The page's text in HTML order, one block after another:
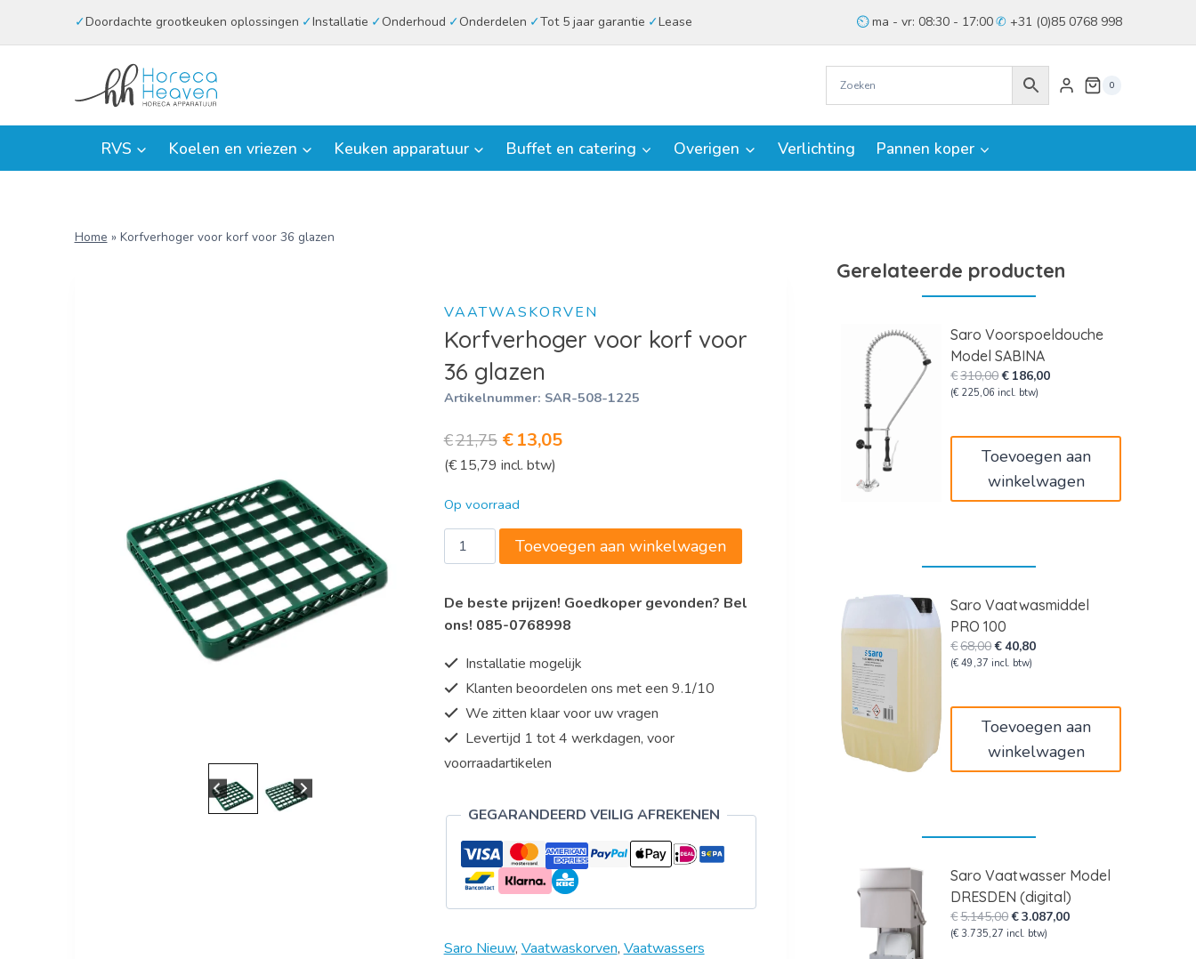
Doordachte grootkeuken oplossingen Installatie Onderhoud Onderdelen Tot 5 jaar garantie Lease ma - vr: 08:30 - 17:00 +31 (0)85 0768 998
0
RVS Koelen en vriezen Keuken apparatuur Buffet en catering Overigen Verlichting Pannen koper
Home » Korfverhoger voor korf voor 36 glazen
VAATWASKORVEN
Korfverhoger voor korf voor
36 glazen
Artikelnummer: SAR-508-1225
€21,75 Oorspronkelijke
prijs
was:
€21,75.
€ 13,05Huidige
€13,05.
(€ 15,79 incl. btw)
Op voorraad
Korfverhoger
voor
voor
36
aantal
Toevoegen aan winkelwagen
De beste prijzen! Goedkoper gevonden? Bel
ons! 085-0768998
Installatie mogelijk
Klanten beoordelen ons met een 9.1/10
We zitten klaar voor uw vragen
Levertijd 1 tot 4 werkdagen, voor
voorraadartikelen
GEGARANDEERD VEILIG AFREKENEN
Saro Nieuw, Vaatwaskorven, Vaatwassers
Gerelateerde producten
Saro Voorspoeldouche
Model SABINA
€310,00Oorspronkelijke
prijs
€ 186,00Huidige
(€ 225,06 incl. btw)
Toevoegen aan
winkelwagen
Saro Vaatwasmiddel
PRO 100
€68,00Oorspronkelijke
prijs
€40,80Huidige
(€ 49,37 incl. btw)
Toevoegen aan
winkelwagen
Saro Vaatwasser Model
DRESDEN (digital)
€5.145,00Oorspronkelijke
prijs
€3.087,00Huidige
(€ 3.735,27 incl. btw)